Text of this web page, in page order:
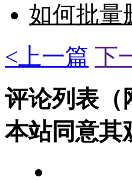
如何批量
<上一篇 下
评论列表（
本站同意其